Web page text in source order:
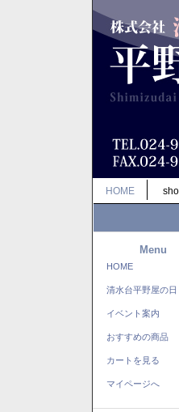
HOME
Menu
HOME
清水台平野屋の日
イベント案内
おすすめの商品
カートを見る
マイページへ